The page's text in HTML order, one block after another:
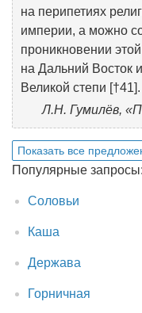
на перипетиях
империи, а можно
проникновении
на Дальний Восток
Великой степи [†41].
Л.Н. Гумилёв,
Показать все
Популярные запросы:
Соловьи
Каша
Держава
Горничная